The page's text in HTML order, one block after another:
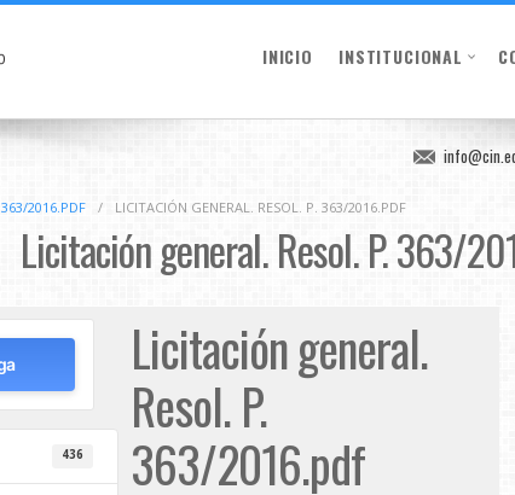
INICIO INSTITUCIONAL
2016.PDF / LICITACIÓN GENERAL. RESOL. P. 363/2016.PDF
Licitación general. Resol. P. 363/
436
Licitación general.
Resol. P.
363/2016.pdf